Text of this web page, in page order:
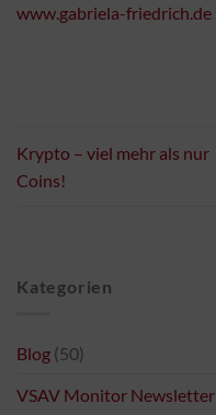
www.gabriela-friedrich.de
Krypto – viel mehr als nur
Coins!
Kategorien
Blog (50)
VSAV Monitor Newsletter